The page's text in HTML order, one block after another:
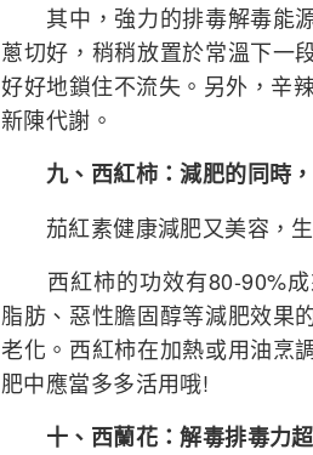
其中，強力的排毒解毒能源
蔥切好，稍稍放置於常溫下一
好好地鎖住不流失。另外，辛
新陳代謝。
九、西紅柿：減肥的同時
茄紅素健康減肥又美容，生
西紅柿的功效有80-90%成
脂肪、惡性膽固醇等減肥效果
老化。西紅柿在加熱或用油烹
肥中應當多多活用哦!
十、西蘭花：解毒排毒力